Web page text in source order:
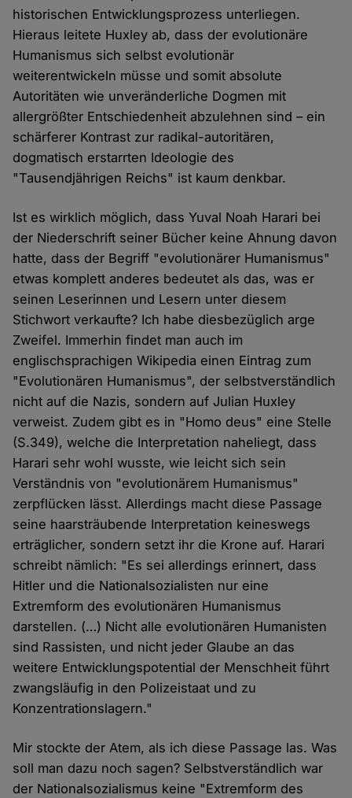
historischen Entwicklungsprozess unterliegen.
Hieraus leitete Huxley ab, dass der evolutionäre
Humanismus sich selbst evolutionär
weiterentwickeln müsse und somit absolute
Autoritäten wie unveränderliche Dogmen mit
allergrößter Entschiedenheit abzulehnen sind – ein
schärferer Kontrast zur radikal-autoritären,
dogmatisch erstarrten Ideologie des
"Tausendjährigen Reichs" ist kaum denkbar.
Ist es wirklich möglich, dass Yuval Noah Harari bei
der Niederschrift seiner Bücher keine Ahnung davon
hatte, dass der Begriff "evolutionärer Humanismus"
etwas komplett anderes bedeutet als das, was er
seinen Leserinnen und Lesern unter diesem
Stichwort verkaufte? Ich habe diesbezüglich arge
Zweifel. Immerhin findet man auch im
englischsprachigen Wikipedia einen Eintrag zum
"Evolutionären Humanismus", der selbstverständlich
nicht auf die Nazis, sondern auf Julian Huxley
verweist. Zudem gibt es in "Homo deus" eine Stelle
(S.349), welche die Interpretation naheliegt, dass
Harari sehr wohl wusste, wie leicht sich sein
Verständnis von "evolutionärem Humanismus"
zerpflücken lässt. Allerdings macht diese Passage
seine haarsträubende Interpretation keineswegs
erträglicher, sondern setzt ihr die Krone auf. Harari
schreibt nämlich: "Es sei allerdings erinnert, dass
Hitler und die Nationalsozialisten nur eine
Extremform des evolutionären Humanismus
darstellen. (…) Nicht alle evolutionären Humanisten
sind Rassisten, und nicht jeder Glaube an das
weitere Entwicklungspotential der Menschheit führt
zwangsläufig in den Polizeistaat und zu
Konzentrationslagern."
Mir stockte der Atem, als ich diese Passage las. Was
soll man dazu noch sagen? Selbstverständlich war
der Nationalsozialismus keine "Extremform des